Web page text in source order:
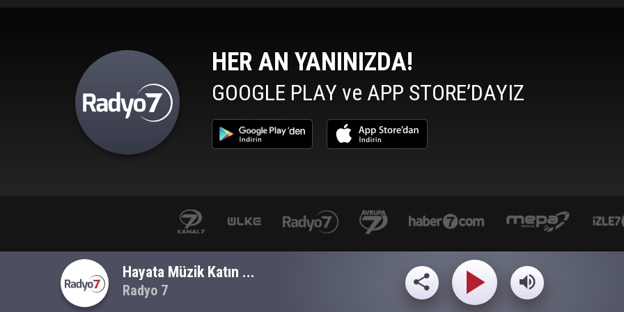
HER AN YANINIZDA!
GOOGLE PLAY ve APP STORE’DAYIZ
www.mepa.com.tr/ izle7.com yasemin.com
Hayata Müzik Katın ...
Radyo 7